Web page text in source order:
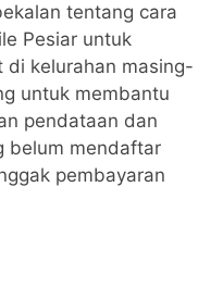
tentang cara
Pesiar untuk
di kelurahan masing-
untuk membantu
pendataan dan
belum mendaftar
pembayaran